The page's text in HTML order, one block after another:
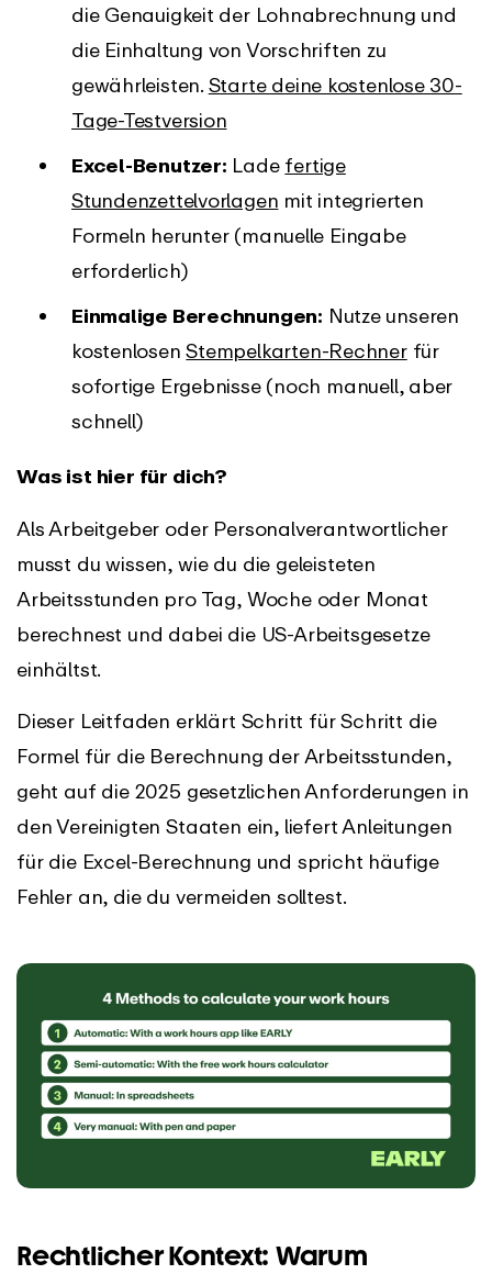
die Genauigkeit der Lohnabrechnung und
die Einhaltung von Vorschriften zu
gewährleisten. Starte deine kostenlose 30-
Tage-Testversion
Excel-Benutzer: Lade fertige
Stundenzettelvorlagen mit integrierten
Formeln herunter (manuelle Eingabe
erforderlich)
Einmalige Berechnungen: Nutze unseren
kostenlosenStempelkarten-Rechnerfür
sofortige Ergebnisse (noch manuell, aber
schnell)
Was ist hier für dich?
Als Arbeitgeber oder Personalverantwortlicher
musst du wissen, wie du die geleisteten
Arbeitsstunden pro Tag, Woche oder Monat
berechnest und dabei die US-Arbeitsgesetze
einhältst.
Dieser Leitfaden erklärt Schritt für Schritt die
Formel für die Berechnung der Arbeitsstunden,
geht auf die 2025 gesetzlichen Anforderungen in
den Vereinigten Staaten ein, liefert Anleitungen
für die Excel-Berechnung und spricht häufige
Fehler an, die du vermeiden solltest.
Rechtlicher Kontext: Warum